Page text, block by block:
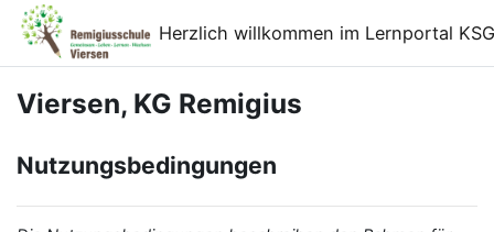
Zum Hauptinhalt
Herzlich willkommen im Lernportal
Viersen, KG Remigius
Nutzungsbedingungen